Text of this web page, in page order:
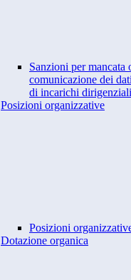
Sanzioni per mancata
comunicazione dei
di incarichi dirigenziali
Posizioni organizzative
Posizioni
Dotazione organica